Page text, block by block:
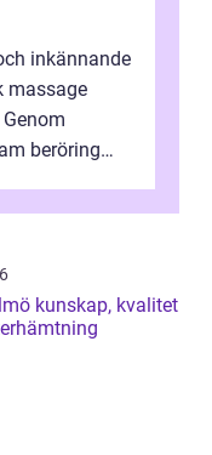
inkännande
massage
beröring